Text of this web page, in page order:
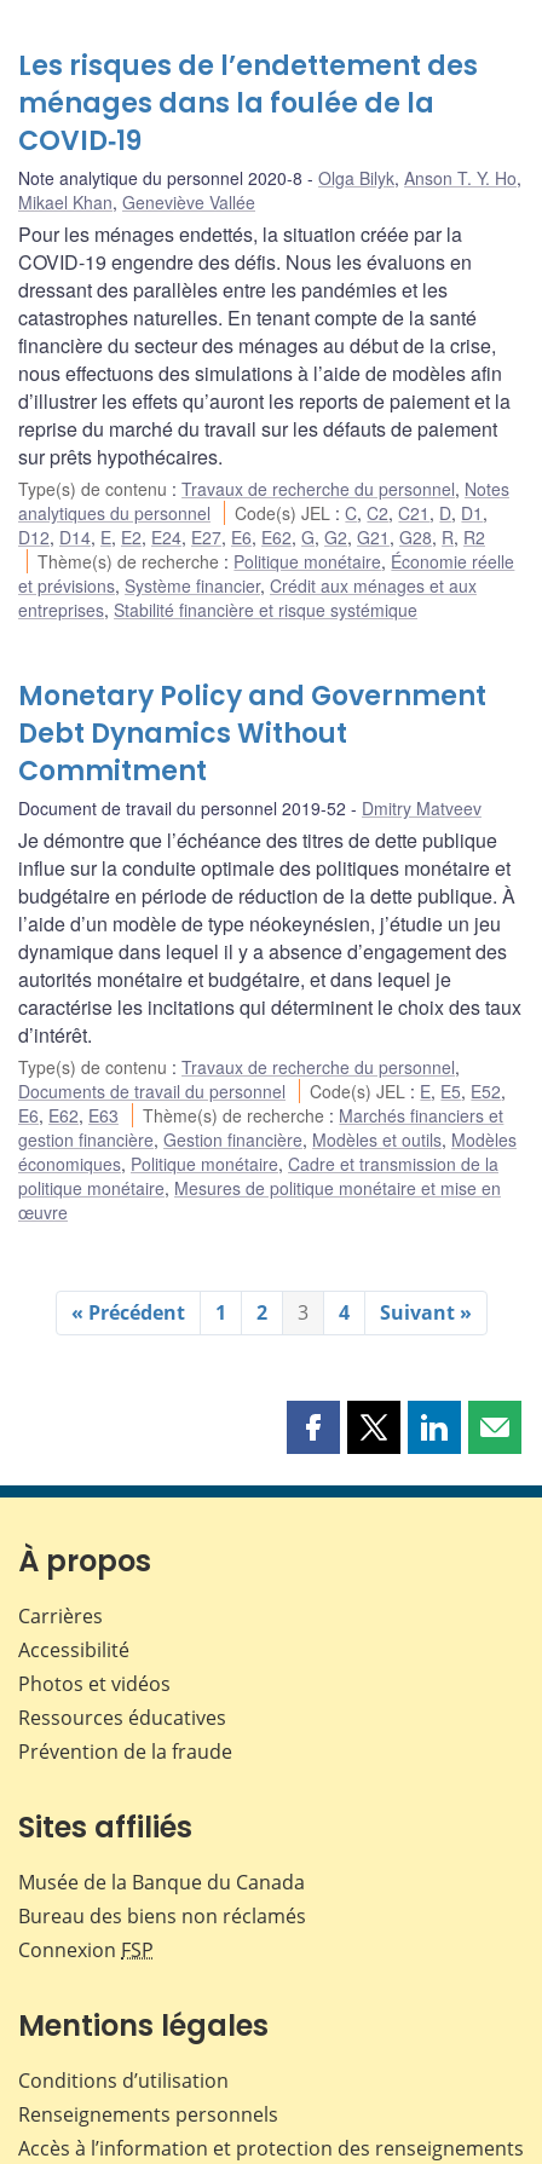
Les risques de l’endettement des
ménages dans la foulée de la
COVID‑19
Note analytique du personnel 2020-8 Olga Bilyk, Anson T. Y. Ho,
Mikael Khan, Geneviève Vallée
Pour les ménages endettés, la situation créée par la
COVID-19 engendre des défis. Nous les évaluons en
dressant des parallèles entre les pandémies et les
catastrophes naturelles. En tenant compte de la santé
financière du secteur des ménages au début de la crise,
nous effectuons des simulations à l’aide de modèles afin
d’illustrer les effets qu’auront les reports de paiement et la
reprise du marché du travail sur les défauts de paiement
sur prêts hypothécaires.
Type(s) de contenu : Travaux de recherche du personnel, Notes
analytiques du personnel
Code(s) JEL :C,C2,C21 , D, D1 ,
D12, D14, E, E2, E24, E27, E6, E62, G, G2, G21 , G28, R, R2
Thème(s) de recherche : Politique monétaire, Économie réelle
et prévisions, Système financier, Crédit aux ménages et aux
entreprises, Stabilité financière et risque systémique
Monetary Policy and Government
Debt Dynamics Without
Commitment
Document de travail du personnel 2019-52 Dmitry Matveev
Je démontre que l’échéance des titres de dette publique
influe sur la conduite optimale des politiques monétaire et
budgétaire en période de réduction de la dette publique. À
l’aide d’un modèle de type néokeynésien, j’étudie un jeu
dynamique dans lequel il y a absence d’engagement des
autorités monétaire et budgétaire, et dans lequel je
caractérise les incitations qui déterminent le choix des taux
d’intérêt.
Type(s) de contenu : Travaux de recherche du personnel,
Documents de travail du personnel
Code(s) JEL : E, E5, E52,
E6, E62, E63 Thème(s) de recherche : Marchés financiers et
gestion financière, Gestion financière, Modèles et outils, Modèles
économiques, Politique monétaire, Cadre et transmission de la
politique monétaire, Mesures de politique monétaire et mise en
œuvre
« Précédent 1 2 3 4 Suivant »
Partager
page
Partager
page
Partager
page page
À propos
Carrières
Accessibilité
Photos et vidéos
Ressources éducatives
Prévention de la fraude
Sites affiliés
Musée de la Banque du Canada
Bureau des biens non réclamés
Connexion FSP
Mentions légales
Conditions d’utilisation
Renseignements personnels
Accès à l’information et protection des renseignements